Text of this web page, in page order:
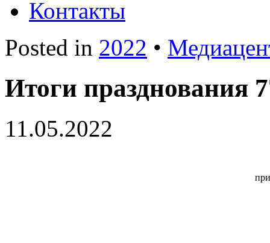
Контакты
Posted in 2022 •
Итоги празднования
11.05.2022